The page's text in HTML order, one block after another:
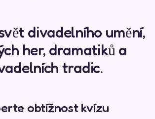
divadelního umění,
her, dramatiků a
tradic.
obtížnost kvízu